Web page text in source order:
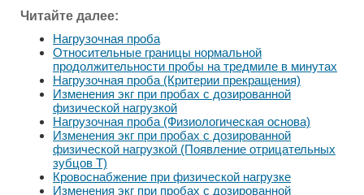
Читайте далее:
Нагрузочная проба
Относительные границы нормальной
продолжительности пробы на тредмиле в минутах
Нагрузочная проба (Критерии прекращения)
Изменения экг при пробах с дозированной
физической нагрузкой
Нагрузочная проба (Физиологическая основа)
Изменения экг при пробах с дозированной
физической нагрузкой (Появление отрицательных
зубцов Т)
Кровоснабжение при физической нагрузке
Изменения экг при пробах с дозированной